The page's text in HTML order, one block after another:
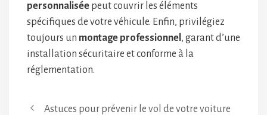
personnalisée peut couvrir les éléments
spécifiques de votre véhicule. Enfin, privilégiez
toujours un montage professionnel , garant d’une
installation sécuritaire et conforme à la
réglementation.
Astuces pour prévenir le vol de votre voiture